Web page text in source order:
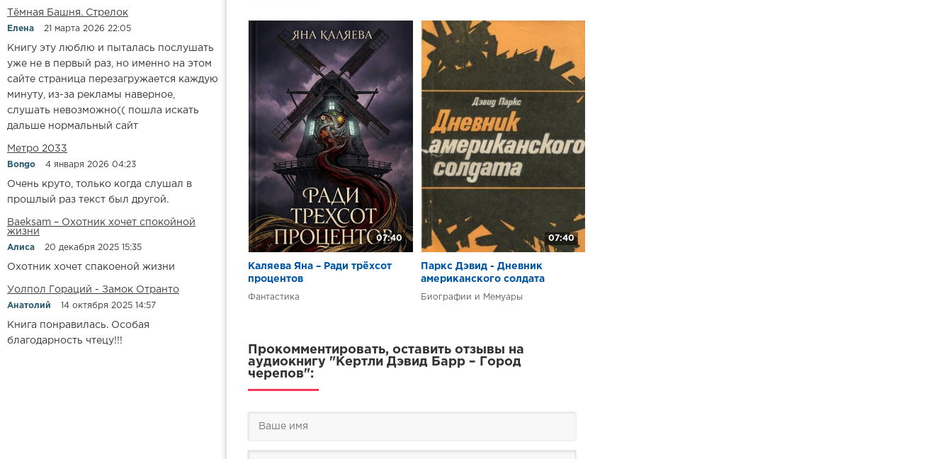
​​Тёмная Башня. Стрелок
Елена 21 марта 2026 22:05
Книгу эту люблю и пыталась послушать
уже не в первый раз, но именно на этом
сайте страница перезагружается каждую
минуту, из-за рекламы наверное,
слушать невозможно(( пошла искать
дальше нормальный сайт
Метро 2033
Bongo 4 января 2026 04:23
Очень круто, только когда слушал в
прошлый раз текст был другой.
Baeksam – Охотник хочет спокойной
жизни
Алиса 20 декабря 2025 15:35
Охотник хочет спакоеной жизни
Уолпол Гораций - Замок Отранто
Анатолий 14 октября 2025 14:57
Книга понравилась. Особая
благодарность чтецу!!!
07:40
Каляева Яна – Ради трёхсот
процентов
Фантастика
07:40
Паркс Дэвид - Дневник
американского солдата
Биографии и Мемуары
Прокомментировать, оставить отзывы на
аудиокнигу "Кертли Дэвид Барр – Город
черепов":